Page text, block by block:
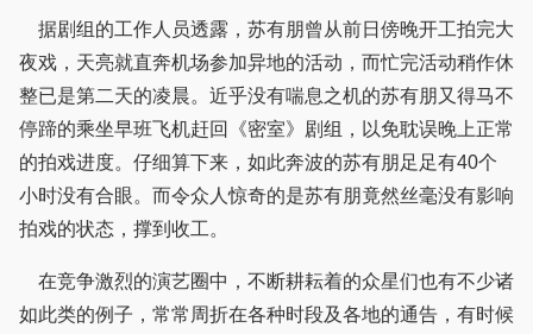
据剧组的工作人员透露，苏有朋曾从前日傍晚开工拍完大
夜戏，天亮就直奔机场参加异地的活动，而忙完活动稍作休
整已是第二天的凌晨。近乎没有喘息之机的苏有朋又得马不
停蹄的乘坐早班飞机赶回《密室》剧组，以免耽误晚上正常
的拍戏进度。仔细算下来，如此奔波的苏有朋足足有40个
小时没有合眼。而令众人惊奇的是苏有朋竟然丝毫没有影响
拍戏的状态，撑到收工。
在竞争激烈的演艺圈中，不断耕耘着的众星们也有不少诸
如此类的例子，常常周折在各种时段及各地的通告，有时候